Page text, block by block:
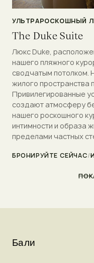
УЛЬТРАРОСКОШНЫЙ
The Duke Suite
Люкс Duke,
нашего пляжного
сводчатым потолком.
жилого пространства
Привилегированные
создают атмосферу
нашего роскошного
интимности и образа
пределами частных
БРОНИРУЙТЕ СЕЙЧАС/
Бали